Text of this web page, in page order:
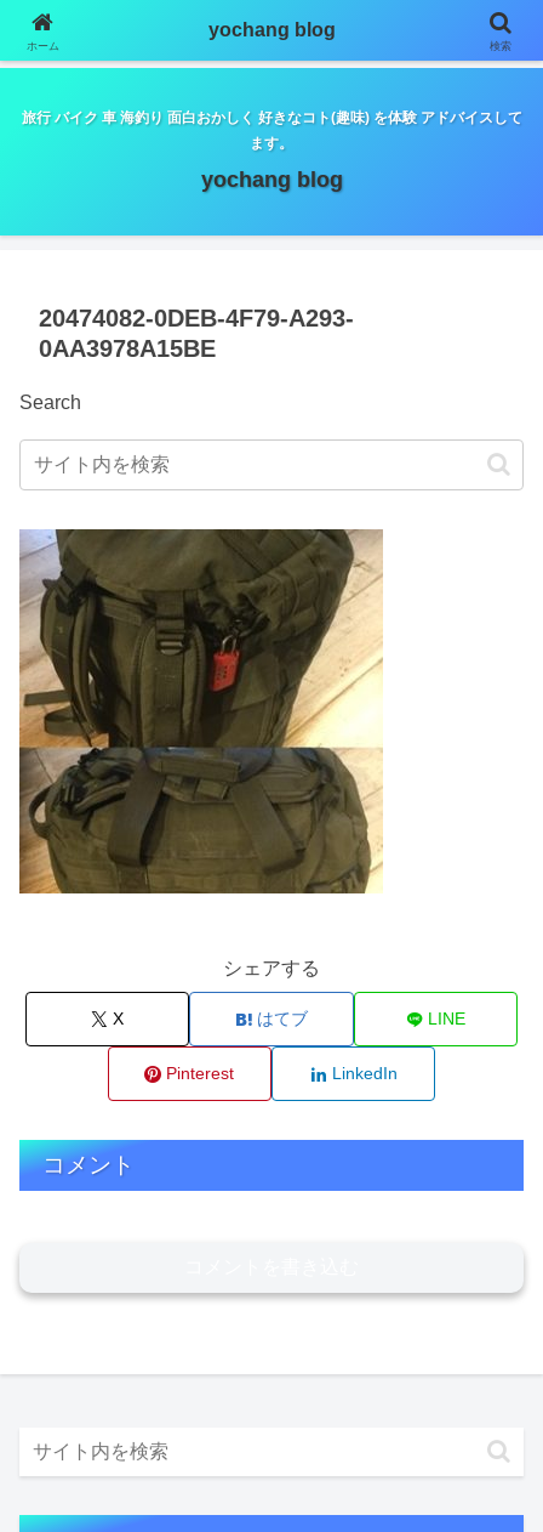
google.com, pub-5798179889932653, DIRECT,
f08c47fec0942fa0
旅行 バイク 車 海釣り 面白おかしく 好きなコト(趣味) を体験 アドバイスして
ます。
yochang blog
20474082-0DEB-4F79-A293-
0AA3978A15BE
Search
シェアする
X はてブ LINE
Pinterest LinkedIn
コメント
ホーム
yochang blog
検索